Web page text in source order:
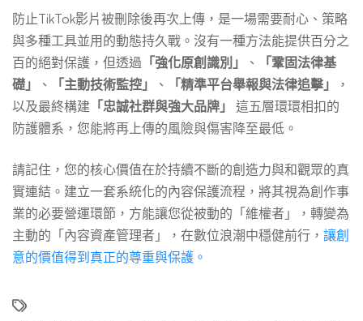
防止TikTok影片被刪除後再次上傳，是一場需要耐心、策略
與多種工具並用的動態持久戰。沒有一種方法能提供百分之
百的絕對保護，但透過 「強化原創識別」 、
「鞏固法律基
礎」
、 「主動技術監控」 、 「精準平台舉報與法律追擊」
，
以及最終構建 「忠誠社群與強大品牌」
這五層環環相扣的
防護體系，您能將再上傳的風險與傷害降至最低。
請記住，您的核心價值在於持續不斷的創造力與和觀眾的真
實連結。建立一套系統化的內容保護流程，將其視為創作事
業的必要營運環節，方能讓您從被動的「維權者」，轉變為
主動的「內容資產管理者」，在數位浪潮中穩健前行， 讓創
意的價值得到真正的尊重與保護。